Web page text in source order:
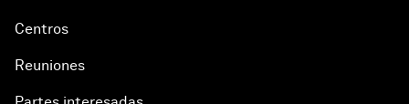
Centros
Reuniones